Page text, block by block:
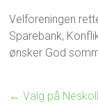
Velforeningen
Sparebank,
ønsker God
← Valg på